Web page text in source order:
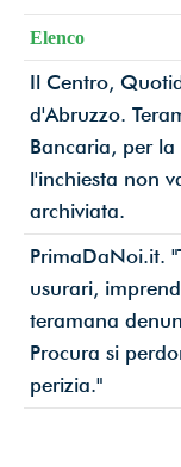
Elenco
Il Centro,
d'Abruzzo.
Bancaria, per la
l'inchiesta non
archiviata.
PrimaDaNoi.it.
usurari,
teramana
Procura si
perizia."